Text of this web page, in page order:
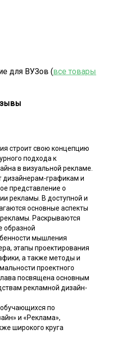
для ВУЗов (все товары
строит свою концепцию
подхода к
в визуальной рекламе.
дизайнерам-графикам и
представление о
рекламы. В доступной и
основные аспекты
Раскрываются
образной
мышления
этапы проектирования
а также методы и
проектного
посвящена основным
рекламной дизайн-
по
и «Реклама»,
широкого круга